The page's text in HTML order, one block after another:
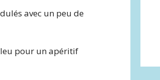
avec un peu de
pour un apéritif